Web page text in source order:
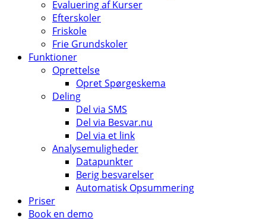
Evaluering af Kurser
Efterskoler
Friskole
Frie Grundskoler
Funktioner
Oprettelse
Opret Spørgeskema
Deling
Del via SMS
Del via Besvar.nu
Del via et link
Analysemuligheder
Datapunkter
Berig besvarelser
Automatisk Opsummering
Priser
Book en demo